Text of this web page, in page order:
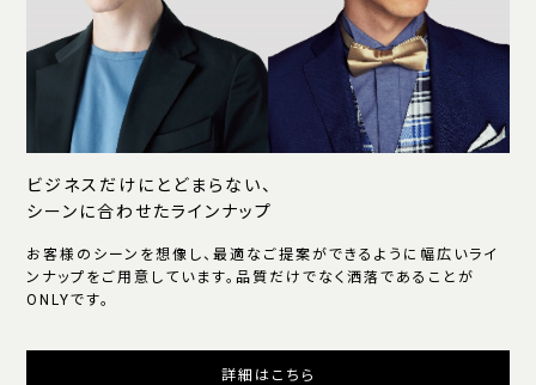
ビジネスだけにとどまらない、
シーンに合わせたラインナップ
お客様のシーンを想像し、最適なご提案ができるように幅広いライ
ンナップをご用意しています。品質だけでなく洒落であることが
ONLYです。
詳細はこちら